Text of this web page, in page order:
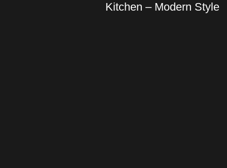
Kitchen – Modern Style